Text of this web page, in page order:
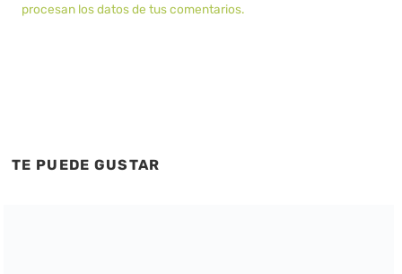
procesan los datos de tus comentarios.
TE PUEDE GUSTAR